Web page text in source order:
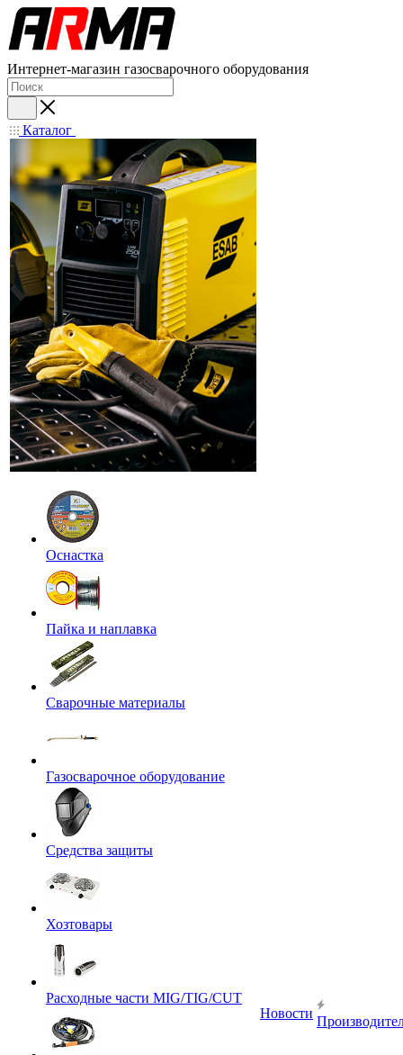
Интернет-магазин газосварочного оборудования
Каталог
Оснастка
Пайка и наплавка
Сварочные материалы
Газосварочное оборудование
Средства защиты
Хозтовары
Расходные части MIG/TIG/CUT
Новости